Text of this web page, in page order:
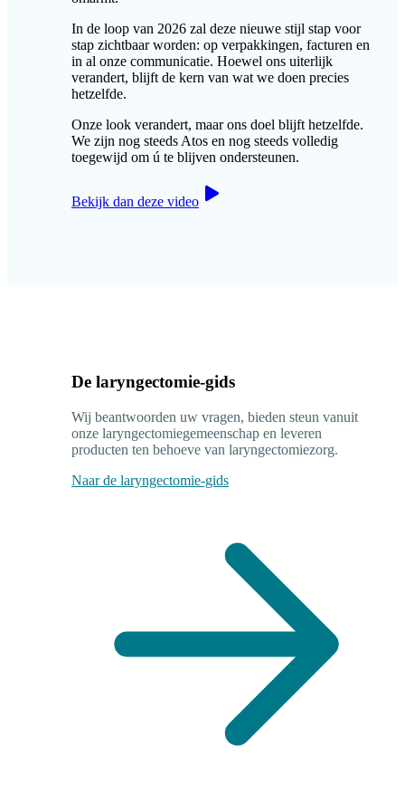
In de loop van 2026 zal deze nieuwe stijl stap voor
stap zichtbaar worden: op verpakkingen, facturen en
in al onze communicatie. Hoewel ons uiterlijk
verandert, blijft de kern van wat we doen precies
hetzelfde.
Onze look verandert, maar ons doel blijft hetzelfde.
We zijn nog steeds Atos en nog steeds volledig
toegewijd om ú te blijven ondersteunen.
Bekijk dan deze video
De laryngectomie-gids
Wij beantwoorden uw vragen, bieden steun vanuit
onze laryngectomiegemeenschap en leveren
producten ten behoeve van laryngectomiezorg.
Naar de laryngectomie-gids